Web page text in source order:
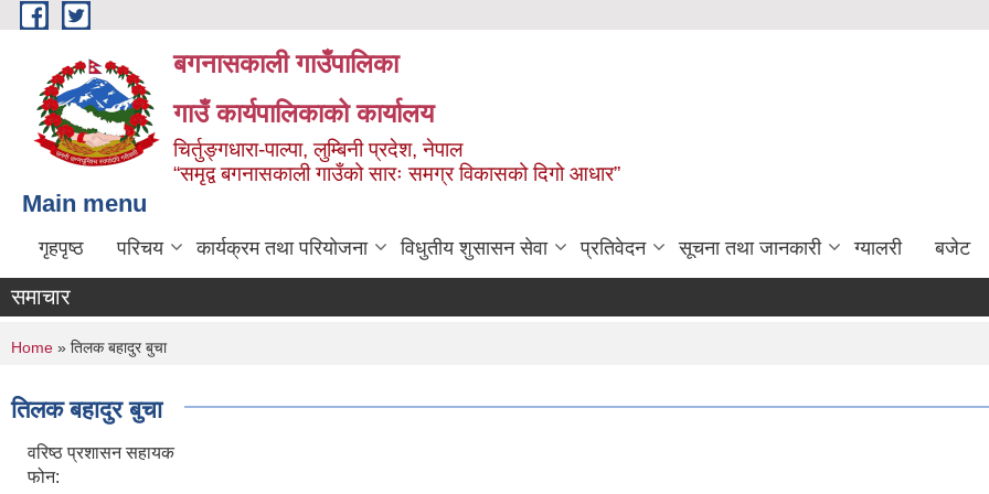
Skip to main content
बगनासकाली गाउँपालिका
गाउँ कार्यपालिकाको कार्यालय
चिर्तुङ्गधारा-पाल्पा, लुम्बिनी प्रदेश, नेपाल
“समृद्व बगनासकाली गाउँको सारः समग्र विकासको दिगो आधार”
Main menu
गृहपृष्ठ परिचय कार्यक्रम तथा परियोजना विधुतीय शुसासन सेवा प्रतिवेदन सूचना तथा जानकारी ग्यालरी बजेट
समाचार
You are here
Home » तिलक बहादुर बुचा
तिलक बहादुर बुचा
वरिष्ठ प्रशासन सहायक
फोन: